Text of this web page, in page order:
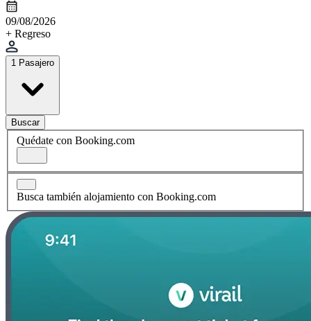
09/08/2026
+ Regreso
1 Pasajero
Buscar
Quédate con Booking.com
Busca también alojamiento con Booking.com